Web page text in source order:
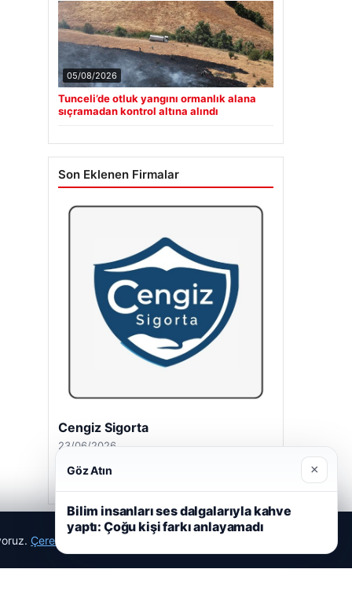
05/08/2026
Tunceli’de otluk yangını ormanlık alana
sıçramadan kontrol altına alındı
Son Eklenen Firmalar
Cengiz Sigorta
23/06/2026
Çerez Politikamız
Göz Atın ×
Bilim insanları ses dalgalarıyla kahve
yaptı: Çoğu kişi farkı anlayamadı